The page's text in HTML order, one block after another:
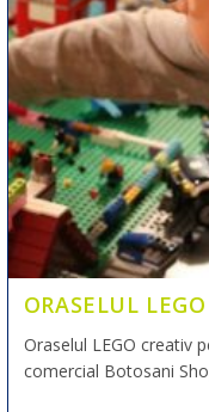
ORASELUL
Oraselul LEGO creativ
comercial Botosani